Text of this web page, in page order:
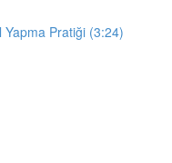
Pratiği (3:24)